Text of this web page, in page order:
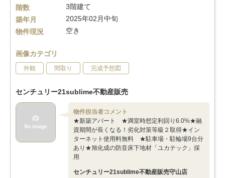
階数
3階建て
築年月
2025年02月中旬
物件現況
空き
画像カテゴリ
外観 間取り 完成予想図
センチュリー21sublime不動産販売
物件担当者コメント
★新築アパート ★満室時想定利回り6.0%★融
資期間が長くなる！劣化対策等級２取得★イン
ターネット使用料無料 ★駐車場・駐輪場9台分
あり★旭化成の防音床下地材「ユカテック」採
用
センチュリー21sublime不動産販売守山店